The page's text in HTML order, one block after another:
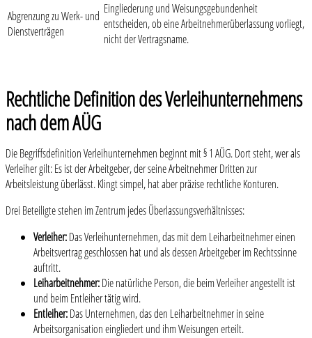
Abgrenzung zu Werk- und
Dienstverträgen
Eingliederung und Weisungsgebundenheit
entscheiden, ob eine Arbeitnehmerüberlassung vorliegt,
nicht der Vertragsname.
Rechtliche Definition des Verleihunternehmens
nach dem AÜG
Die Begriffsdefinition Verleihunternehmen beginnt mit § 1 AÜG. Dort steht, wer als
Verleiher gilt: Es ist der Arbeitgeber, der seine Arbeitnehmer Dritten zur
Arbeitsleistung überlässt. Klingt simpel, hat aber präzise rechtliche Konturen.
Drei Beteiligte stehen im Zentrum jedes Überlassungsverhältnisses:
Verleiher:Das Verleihunternehmen, das mit dem Leiharbeitnehmer einen
Arbeitsvertrag geschlossen hat und als dessen Arbeitgeber im Rechtssinne
auftritt.
Leiharbeitnehmer:Die natürliche Person, die beim Verleiher angestellt ist
und beim Entleiher tätig wird.
Entleiher:Das Unternehmen, das den Leiharbeitnehmer in seine
Arbeitsorganisation eingliedert und ihm Weisungen erteilt.